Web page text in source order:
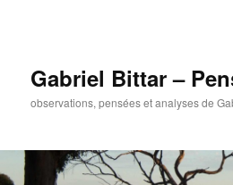
Gabriel Bittar –
observations, pensées et analyses de